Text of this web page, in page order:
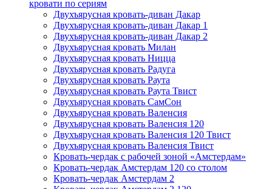
кровати по сериям
Двухъярусная кровать-диван Дакар
Двухъярусная кровать-диван Дакар 1
Двухъярусная кровать-диван Дакар 2
Двухъярусная кровать Милан
Двухъярусная кровать Ницца
Двухъярусная кровать Радуга
Двухъярусная кровать Раута
Двухъярусная кровать Раута Твист
Двухъярусная кровать СамСон
Двухъярусная кровать Валенсия
Двухъярусная кровать Валенсия 120
Двухъярусная кровать Валенсия 120 Твист
Двухъярусная кровать Валенсия Твист
Кровать-чердак с рабочей зоной «Амстердам»
Кровать-чердак Амстердам 120 со столом
Кровать-чердак Амстердам 2